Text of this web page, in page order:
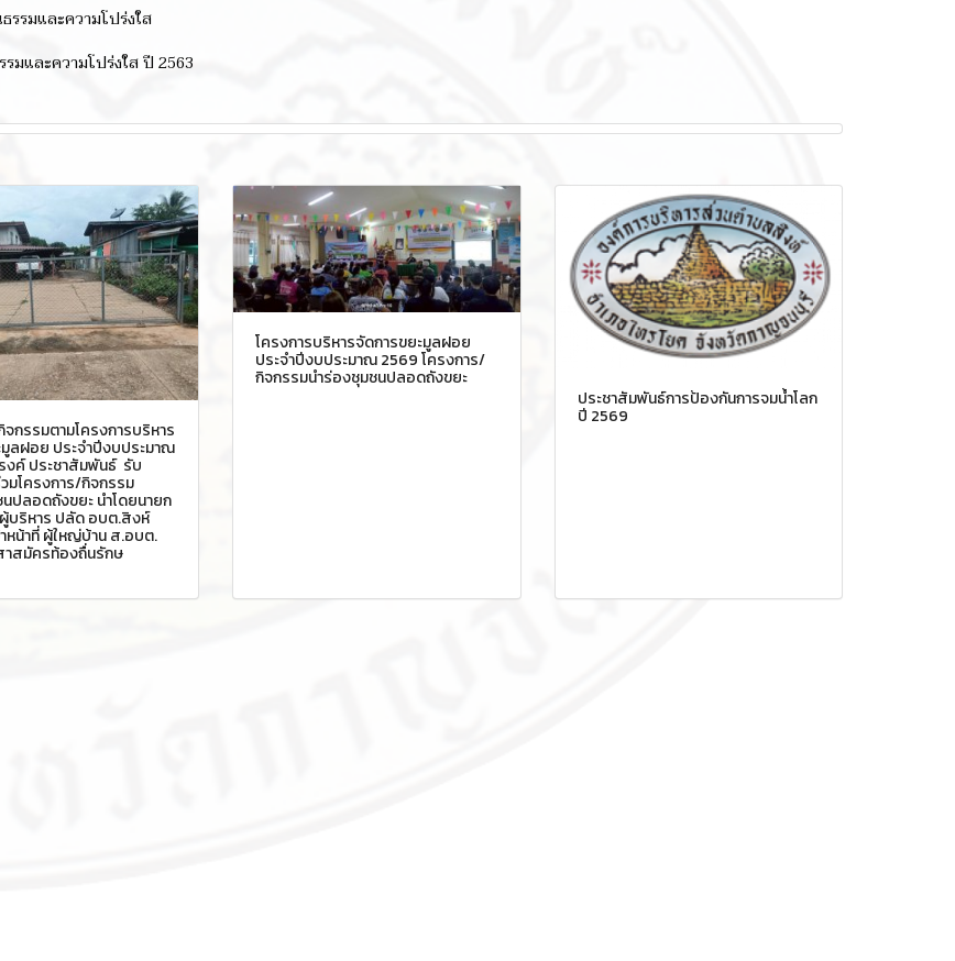
รรมและความโปร่งใส
มและความโปร่งใส ปี 2563
จกรรมตามโครงการบริหาร
ลฝอย ประจำปีงบประมาณ
ค์ ประชาสัมพันธ์ รับ
มโครงการ/กิจกรรม
ปลอดถังขยะ นำโดยนายก
บริหาร ปลัด อบต.สิงห์
หน้าที่ ผู้ใหญ่บ้าน ส.อบต.
าสมัครท้องถื่นรักษ
โครงการบริหารจัดการขยะมูลฝอย
ประจำปีงบประมาณ 2569 โครงการ/
กิจกรรมนำร่องชุมชนปลอดถังขยะ
ประชาสัมพันธ์การป้องกันการจมน้ำโลก
ปี 2569